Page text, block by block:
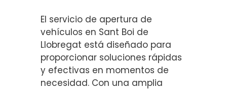
El servicio de apertura de
vehículos en Sant Boi de
Llobregat está diseñado para
proporcionar soluciones rápidas
y efectivas en momentos de
necesidad. Con una amplia